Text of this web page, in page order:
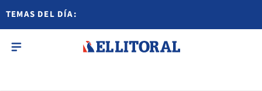
TEMAS DEL DÍA: